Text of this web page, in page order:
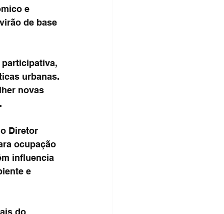
e
de base
urbanas.
novas
Diretor
ocupação
influencia
e
do